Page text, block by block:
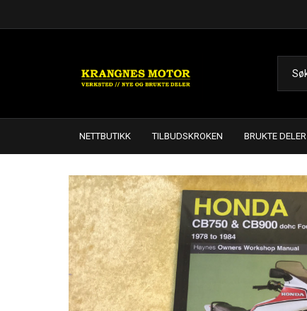
NETTBUTIKK TILBUDSKROKEN BRUKTE DELER